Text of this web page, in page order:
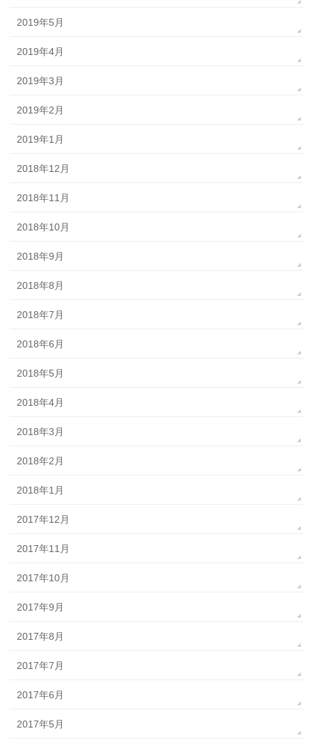
2019年5月
2019年4月
2019年3月
2019年2月
2019年1月
2018年12月
2018年11月
2018年10月
2018年9月
2018年8月
2018年7月
2018年6月
2018年5月
2018年4月
2018年3月
2018年2月
2018年1月
2017年12月
2017年11月
2017年10月
2017年9月
2017年8月
2017年7月
2017年6月
2017年5月